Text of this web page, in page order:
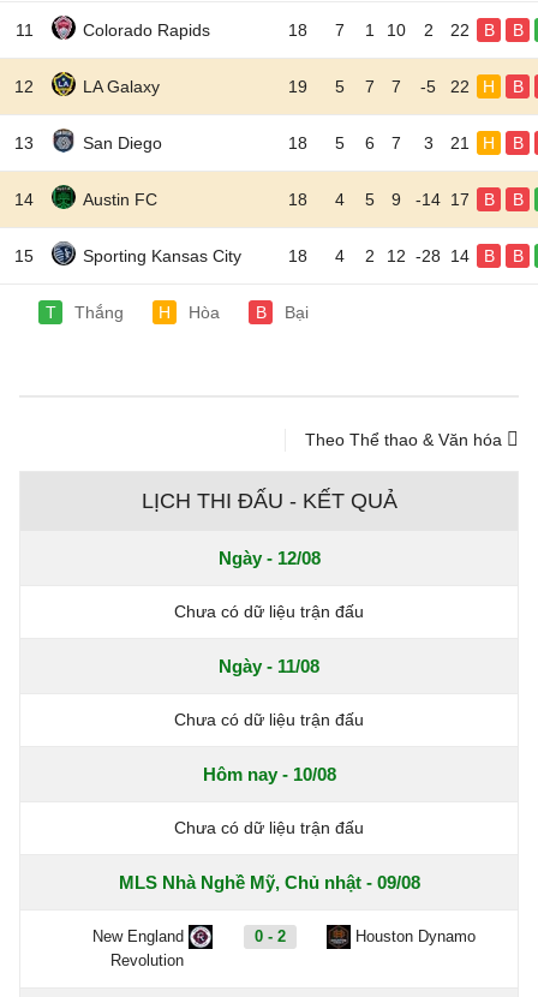
11 Colorado Rapids 18 7 1 10 2 22 B B
12 LA Galaxy 19 5 7 7 -5 22 H B
13 San Diego 18 5 6 7 3 21 H B
14 Austin FC 18 4 5 9 -14 17 B B
15 Sporting Kansas City 18 4 2 12 -28 14 B B
T Thắng H Hòa B Bại
Theo Thể thao & Văn hóa
LỊCH THI ĐẤU - KẾT QUẢ
Ngày - 12/08
Chưa có dữ liệu trận đấu
Ngày - 11/08
Chưa có dữ liệu trận đấu
Hôm nay - 10/08
Chưa có dữ liệu trận đấu
MLS Nhà Nghề Mỹ, Chủ nhật - 09/08
New England
Revolution
0 - 2 Houston Dynamo